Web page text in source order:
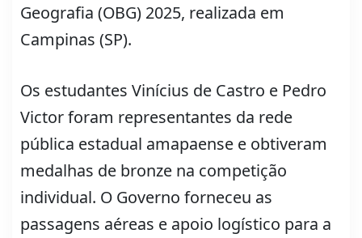
Geografia (OBG) 2025, realizada em
Campinas (SP).
Os estudantes Vinícius de Castro e Pedro
Victor foram representantes da rede
pública estadual amapaense e obtiveram
medalhas de bronze na competição
individual. O Governo forneceu as
passagens aéreas e apoio logístico para a